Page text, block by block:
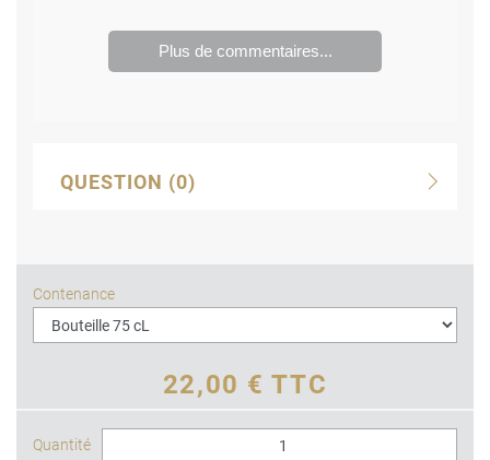
Plus de commentaires...
QUESTION (0)
Contenance
22,00 € TTC
Quantité